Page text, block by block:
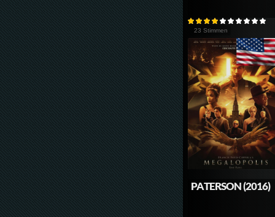
23 Stimmen
PATERSON (2016)